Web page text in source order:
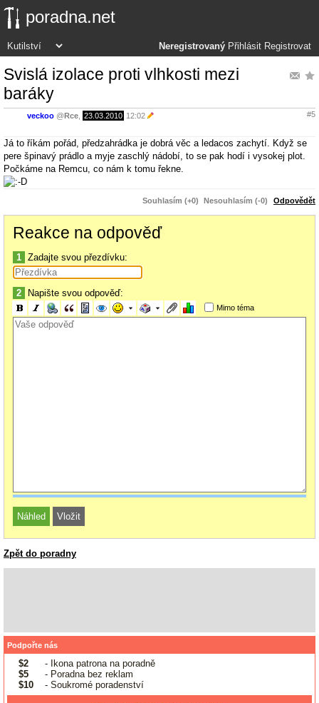
poradna.net
Neregistrovaný Přihlásit Registrovat
Svislá izolace proti vlhkosti mezi
baráky
veckoo @Rce 23.03.2010 12:02 #5
Já to říkám pořád, předzahrádka je dobrá věc a ledacos zachytí. Když se
pere špinavý prádlo a myje zaschlý nádobí, to se pak hodí i vysokej plot.
Počkáme na Remcu, co nám k tomu řekne.
Souhlasím (+0) Nesouhlasím (-0) Odpovědět
Reakce na odpověď
1 Zadajte svou přezdívku:
2 Napište svou odpověď:
Mimo téma
Zpět do poradny
Podpořte nás
$2
- Ikona patrona na poradně
$5
- Poradna bez reklam
$10
- Soukromé poradenství